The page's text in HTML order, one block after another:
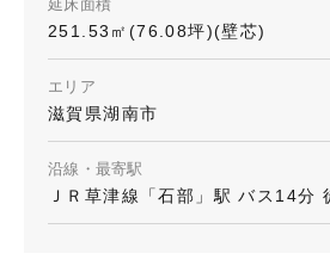
延床面積
251.53㎡(76.08坪)(壁芯)
エリア
滋賀県湖南市
沿線・最寄駅
ＪＲ草津線「石部」駅 バス14分